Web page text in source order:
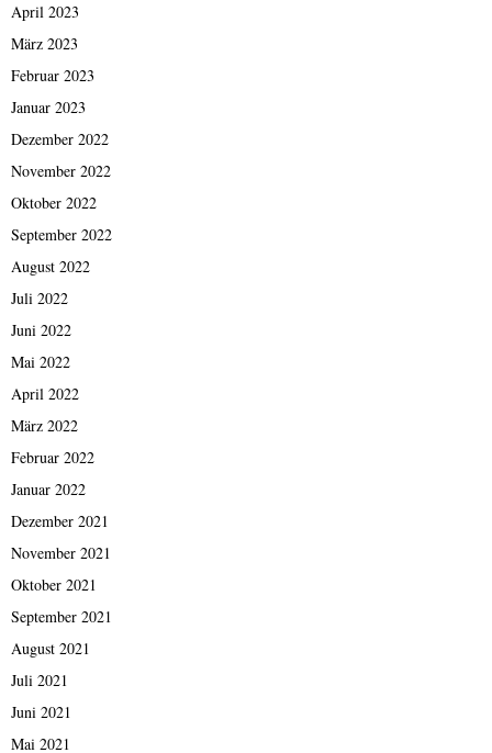
April 2023
März 2023
Februar 2023
Januar 2023
Dezember 2022
November 2022
Oktober 2022
September 2022
August 2022
Juli 2022
Juni 2022
Mai 2022
April 2022
März 2022
Februar 2022
Januar 2022
Dezember 2021
November 2021
Oktober 2021
September 2021
August 2021
Juli 2021
Juni 2021
Mai 2021